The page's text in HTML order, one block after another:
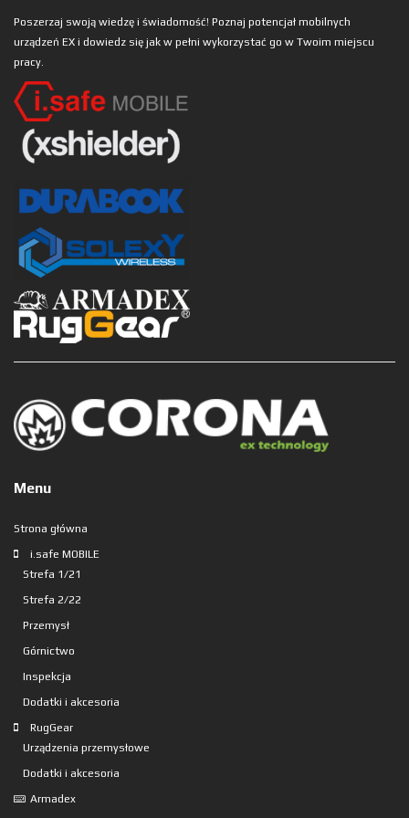
Poszerzaj swoją wiedzę i świadomość! Poznaj potencjał mobilnych
urządzeń EX i dowiedz się jak w pełni wykorzystać go w Twoim miejscu
pracy.
Menu
Strona główna
i.safe MOBILE
Strefa 1/21
Strefa 2/22
Przemysł
Górnictwo
Inspekcja
Dodatki i akcesoria
RugGear
Urządzenia przemysłowe
Dodatki i akcesoria
Armadex